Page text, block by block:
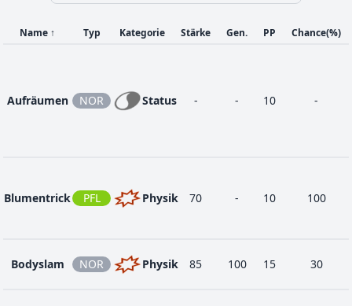
Name ↑ Typ Kategorie Stärke Gen. PP Chance(%)
Aufräumen NOR Status - - 10 -
Blumentrick PFL Physik 70 - 10
100
Bodyslam NOR Physik 85 100 15 30